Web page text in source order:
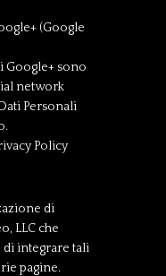
(Google
Google+ sono
network
Personali
Policy
di
LLC che
di integrare tali
pagine.